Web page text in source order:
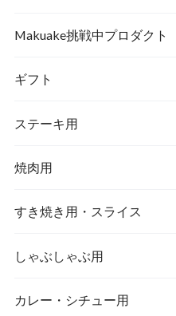
Makuake挑戦中プロダクト
ギフト
ステーキ用
焼肉用
すき焼き用・スライス
しゃぶしゃぶ用
カレー・シチュー用